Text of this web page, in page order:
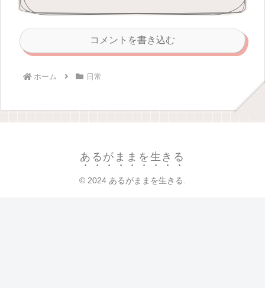
コメントを書き込む
ホーム 日常
あるがままを生きる
© 2024 あるがままを生きる.